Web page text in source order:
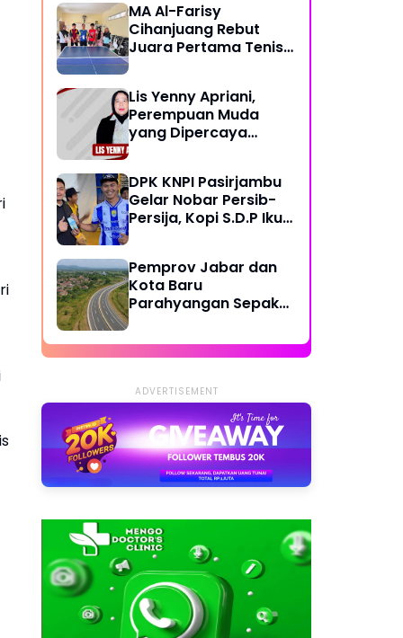
MA Al-Farisy
Cihanjuang Rebut
Juara Pertama Tenis
Lis Yenny Apriani,
Perempuan Muda
yang Dipercaya
DPK KNPI Pasirjambu
Gelar Nobar Persib-
Persija, Kopi S.D.P Ikut
Pemprov Jabar dan
Kota Baru
Parahyangan Sepakat
Cipatat-Access KCJB
Padalarang
ADVERTISEMENT